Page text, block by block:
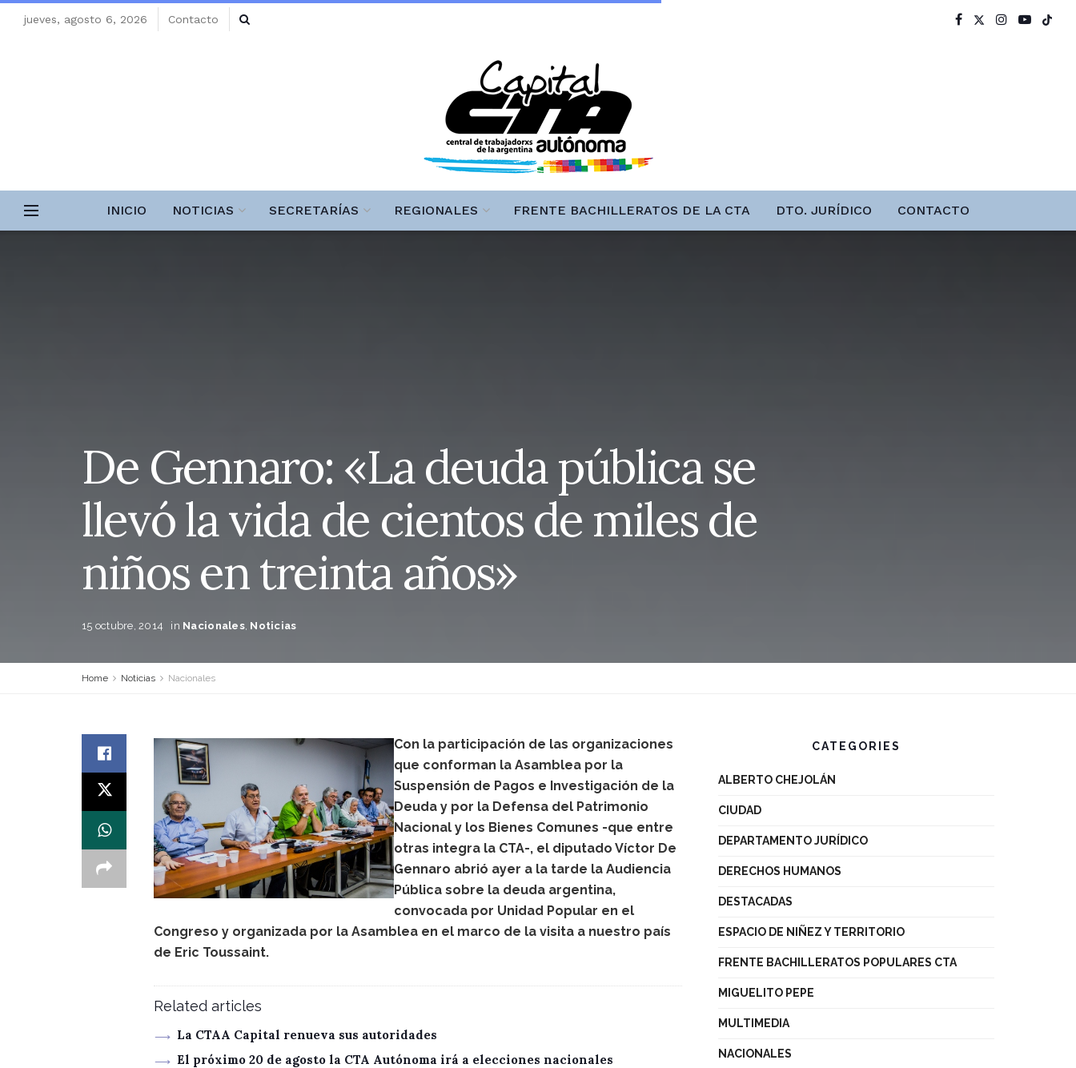
jueves, agosto 6, 2026 Contacto
INICIO NOTICIAS SECRETARÍAS REGIONALES FRENTE BACHILLERATOS DE LA CTA DTO. JURÍDICO CONTACTO
De Gennaro: «La deuda pública se
llevó la vida de cientos de miles de
niños en treinta años»
15 octubre, 2014 in Nacionales, Noticias
Home Noticias Nacionales
Con la participación de las organizaciones
que conforman la Asamblea por la
Suspensión de Pagos e Investigación de la
Deuda y por la Defensa del Patrimonio
Nacional y los Bienes Comunes -que entre
otras integra la CTA-, el diputado Víctor De
Gennaro abrió ayer a la tarde la Audiencia
Pública sobre la deuda argentina,
convocada por Unidad Popular en el
Congreso y organizada por la Asamblea en el marco de la visita a nuestro país
de Eric Toussaint.
Related articles
La CTAA Capital renueva sus autoridades
El próximo 20 de agosto la CTA Autónoma irá a elecciones nacionales
CATEGORIES
ALBERTO CHEJOLÁN
CIUDAD
DEPARTAMENTO JURÍDICO
DERECHOS HUMANOS
DESTACADAS
ESPACIO DE NIÑEZ Y TERRITORIO
FRENTE BACHILLERATOS POPULARES CTA
MIGUELITO PEPE
MULTIMEDIA
NACIONALES